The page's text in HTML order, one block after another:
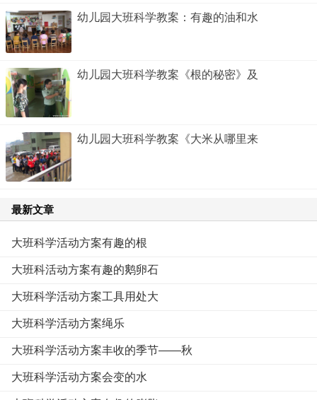
幼儿园大班科学教案：有趣的油和水
幼儿园大班科学教案《根的秘密》及
幼儿园大班科学教案《大米从哪里来
最新文章
大班科学活动方案有趣的根
大班科活动方案有趣的鹅卵石
大班科学活动方案工具用处大
大班科学活动方案绳乐
大班科学活动方案丰收的季节——秋
大班科学活动方案会变的水